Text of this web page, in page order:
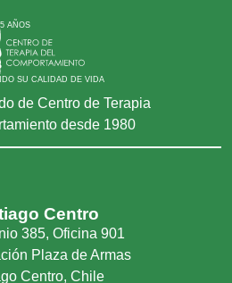
AÑOS
SU CALIDAD DE VIDA
de Centro de Terapia
desde 1980
Centro
385, Oficina 901
Plaza de Armas
Centro, Chile